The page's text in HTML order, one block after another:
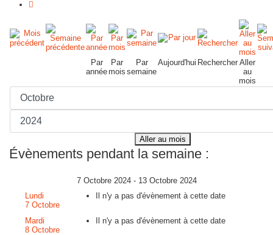
Par
année
Par
mois
Par
semaine
Aujourd'hui Rechercher Aller
au
mois
Aller au mois
Évènements pendant la semaine :
7 Octobre 2024 - 13 Octobre 2024
Lundi
7 Octobre
Il n'y a pas d'évènement à cette date
Mardi
8 Octobre
Il n'y a pas d'évènement à cette date